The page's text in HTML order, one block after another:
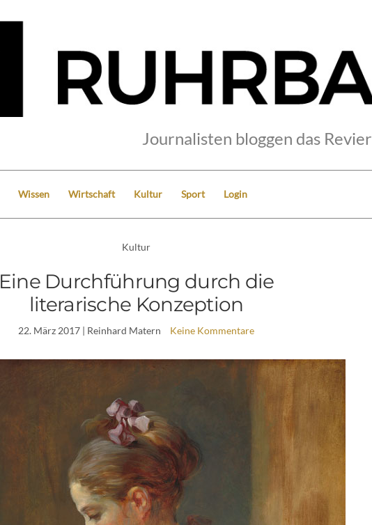
Journalisten bloggen das Revier
Wissen Wirtschaft Kultur Sport Login
Kultur
Eine Durchführung durch die
literarische Konzeption
22. März 2017 | Reinhard Matern Keine Kommentare